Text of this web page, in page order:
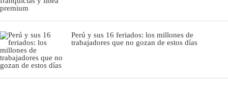
Perú y sus 16 feriados: los millones de
trabajadores que no gozan de estos días